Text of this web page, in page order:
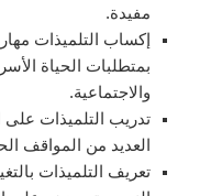
مفيدة.
إكساب التلميذات
بمتطلبات الحياة
والاجتماعية.
تدريب التلميذات
العديد من المواقف
تعريف التلميذات